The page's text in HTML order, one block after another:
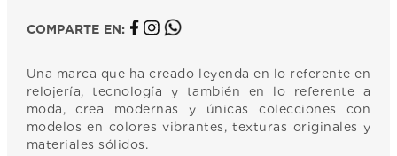
COMPARTE EN:
Una marca que ha creado leyenda en lo referente en
relojería, tecnología y también en lo referente a
moda, crea modernas y únicas colecciones con
modelos en colores vibrantes, texturas originales y
materiales sólidos.